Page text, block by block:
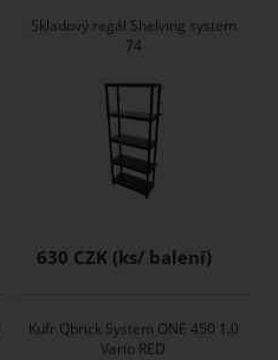
Skladový regál Shelving system
74
630 CZK
Kufr Qbrick System ONE 450 1.0
Vario RED